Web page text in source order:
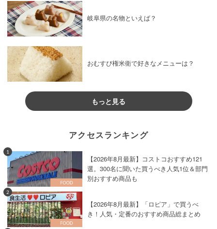
岐阜県の名物といえば？
おむすび権米衛で好きなメニューは？
もっと見る
アクセスランキング
1
【2026年8月最新】コストコおすすめ121
選。300名に聞いた買うべき人気1位＆部門
別おすすめ商品も
2
【2026年8月最新】「ロピア」で買うべ
き！人気・定番のおすすめ商品総まとめ